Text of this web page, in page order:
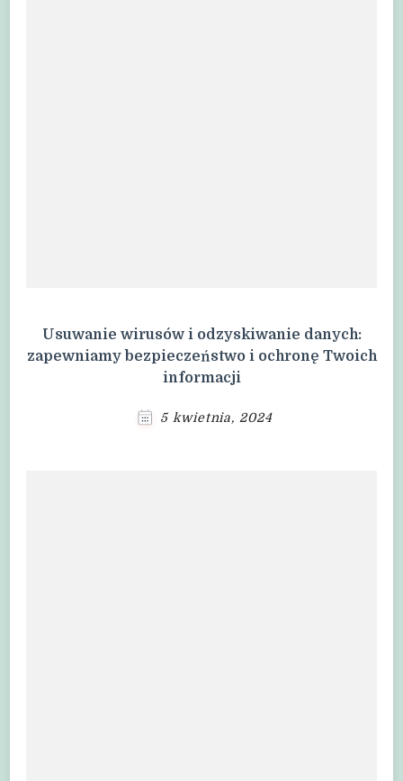
Usuwanie wirusów i odzyskiwanie danych:
zapewniamy bezpieczeństwo i ochronę Twoich
informacji
5 kwietnia, 2024